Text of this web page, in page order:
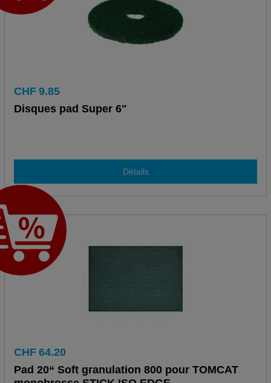
CHF 9.85
Disques pad Super 6"
Détails
CHF 64.20
Pad 20“ Soft granulation 800 pour TOMCAT